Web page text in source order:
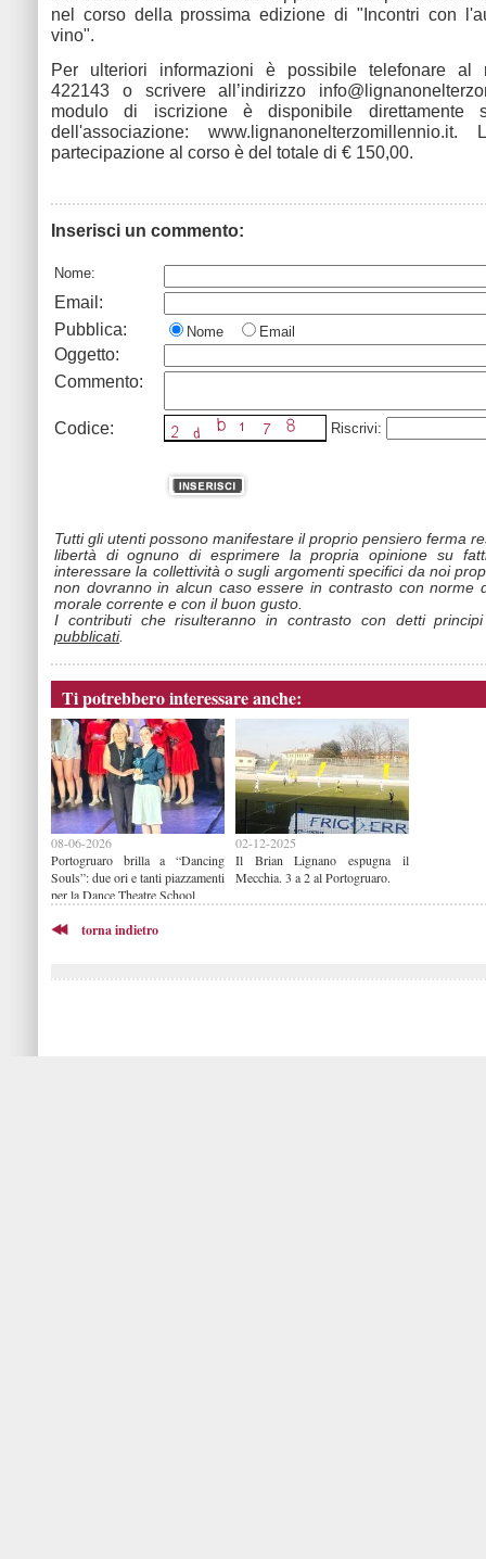
nel corso della prossima edizione di "Incontri con
vino".
Per ulteriori informazioni è possibile telefonare al
422143 o scrivere all’indirizzo
modulo di iscrizione è disponibile direttamente
dell'associazione:
partecipazione al corso è del totale di € 150,00.
Inserisci un commento:
Nome:
Email:
Pubblica:
Nome Email
Oggetto:
Commento:
Codice: Riscrivi:
Tutti gli utenti possono manifestare il proprio pensiero ferma
libertà di ognuno di esprimere la propria opinione su
interessare la collettività o sugli argomenti specifici da noi
non dovranno in alcun caso essere in contrasto con norme
morale corrente e con il buon gusto.
I contributi che risulteranno in contrasto con detti
pubblicati.
Ti potrebbero interessare anche:
08-06-2026
Portogruaro brilla a “Dancing
Souls”: due ori e tanti piazzamenti
per la Dance Theatre School
02-12-2025
Il Brian Lignano espugna il
Mecchia. 3 a 2 al Portogruaro.
torna indietro